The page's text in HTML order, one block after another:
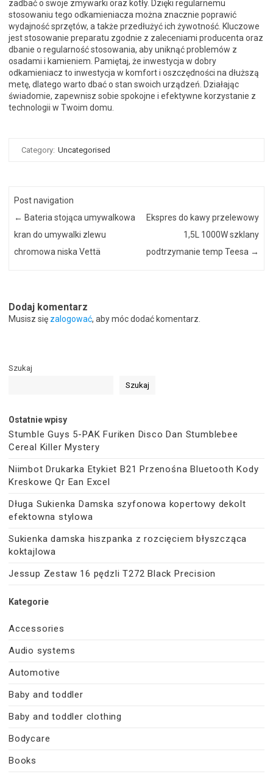
zadbać o swoje zmywarki oraz kotły. Dzięki regularnemu
stosowaniu tego odkamieniacza można znacznie poprawić
wydajność sprzętów, a także przedłużyć ich żywotność. Kluczowe
jest stosowanie preparatu zgodnie z zaleceniami producenta oraz
dbanie o regularność stosowania, aby uniknąć problemów z
osadami i kamieniem. Pamiętaj, że inwestycja w dobry
odkamieniacz to inwestycja w komfort i oszczędności na dłuższą
metę, dlatego warto dbać o stan swoich urządzeń. Działając
świadomie, zapewnisz sobie spokojne i efektywne korzystanie z
technologii w Twoim domu.
Category: Uncategorised
Post navigation
← Bateria stojąca umywalkowa
kran do umywalki zlewu
chromowa niska Vettä
Ekspres do kawy przelewowy
1,5L 1000W szklany
podtrzymanie temp Teesa →
Dodaj komentarz
Musisz się zalogować, aby móc dodać komentarz.
Szukaj
Szukaj
Ostatnie wpisy
Stumble Guys 5-PAK Furiken Disco Dan Stumblebee
Cereal Killer Mystery
Niimbot Drukarka Etykiet B21 Przenośna Bluetooth Kody
Kreskowe Qr Ean Excel
Długa Sukienka Damska szyfonowa kopertowy dekolt
efektowna stylowa
Sukienka damska hiszpanka z rozcięciem błyszcząca
koktajlowa
Jessup Zestaw 16 pędzli T272 Black Precision
Kategorie
Accessories
Audio systems
Automotive
Baby and toddler
Baby and toddler clothing
Bodycare
Books